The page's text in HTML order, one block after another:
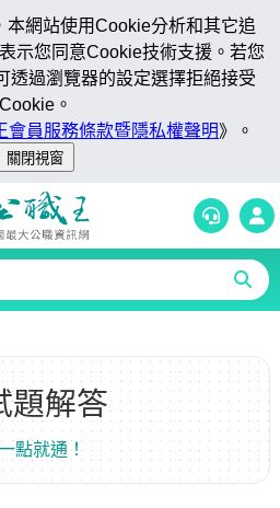
本網站使用Cookie分析和其它追
示您同意Cookie技術支援。若您
透過瀏覽器的設定選擇拒絕接受
Cookie。
會員服務條款暨隱私權聲明》。
題解答
點就通！